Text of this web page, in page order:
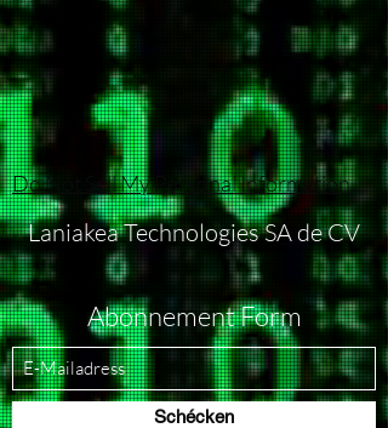
Do Not Sell My Personal Information
Laniakea Technologies SA de CV
Abonnement Form
Schécken